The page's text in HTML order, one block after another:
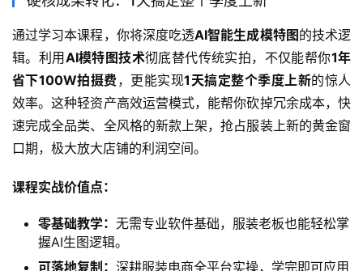
通过学习本课程，你将深度吃透AI智能生成模特图的技术逻
辑。利用AI模特图技术彻底替代传统实拍，不仅能帮你1年
省下100W拍摄费 ，更能实现1天搞定整个季度上新的惊人
效率。这种轻资产高效运营模式，能帮你砍掉冗余成本，快
速完成全品类、全风格的新款上架，抢占服装上新的黄金窗
口期，极大放大店铺的利润空间。
课程实战价值点：
零基础教学： 无需专业软件基础，服装老板也能轻松掌
握AI生图逻辑。
可落地复制： 深耕服装电商全平台实操，学完即可应用